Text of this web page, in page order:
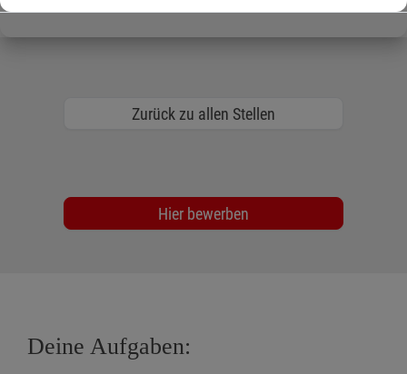
Zurück zu allen Stellen
Hier bewerben
Deine Aufgaben: